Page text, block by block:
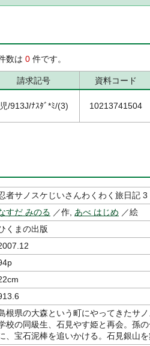
数は 0 件です。
請求記号 資料コード
児/913J/ﾅｽﾀﾞ*ﾐ/(3) 10213741504
者サノスケじいさんわくわく旅日記 3
すだ みのる ／作, あべ はじめ ／絵
くまの出版
根県の大森という町にやってきたサ
校の同級生、石見やす姫と再会。孫
、宝石泥棒を追いかける。石見銀山